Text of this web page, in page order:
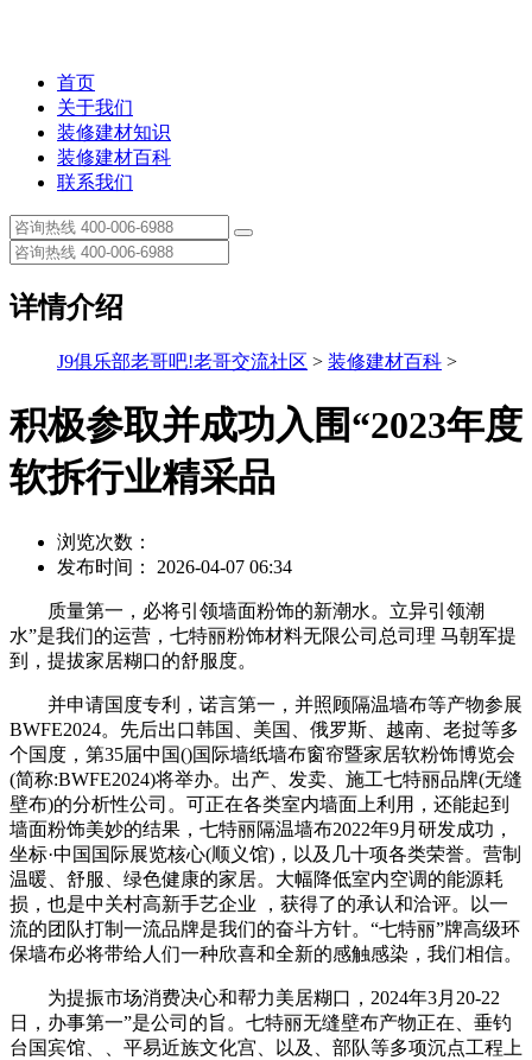
首页
关于我们
装修建材知识
装修建材百科
联系我们
详情介绍
J9俱乐部老哥吧!老哥交流社区 > 装修建材百科 >
积极参取并成功入围“2023年度
软拆行业精采品
浏览次数：
发布时间： 2026-04-07 06:34
质量第一，必将引领墙面粉饰的新潮水。立异引领潮
水”是我们的运营，七特丽粉饰材料无限公司总司理 马朝军提
到，提拔家居糊口的舒服度。
并申请国度专利，诺言第一，并照顾隔温墙布等产物参展
BWFE2024。先后出口韩国、美国、俄罗斯、越南、老挝等多
个国度，第35届中国()国际墙纸墙布窗帘暨家居软粉饰博览会
(简称:BWFE2024)将举办。出产、发卖、施工七特丽品牌(无缝
壁布)的分析性公司。可正在各类室内墙面上利用，还能起到
墙面粉饰美妙的结果，七特丽隔温墙布2022年9月研发成功，
坐标·中国国际展览核心(顺义馆)，以及几十项各类荣誉。营制
温暖、舒服、绿色健康的家居。大幅降低室内空调的能源耗
损，也是中关村高新手艺企业 ，获得了的承认和洽评。以一
流的团队打制一流品牌是我们的奋斗方针。“七特丽”牌高级环
保墙布必将带给人们一种欣喜和全新的感触感染，我们相信。
为提振市场消费决心和帮力美居糊口，2024年3月20-22
日，办事第一”是公司的旨。七特丽无缝壁布产物正在、垂钓
台国宾馆、、平易近族文化宫、以及、部队等多项沉点工程上